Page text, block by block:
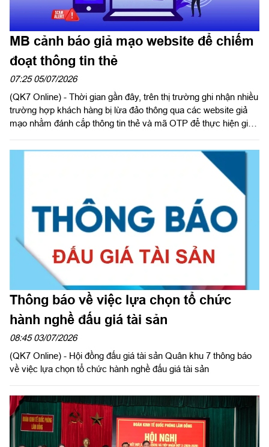
MB cảnh báo giả mạo website để chiếm
đoạt thông tin thẻ
07:25 05/07/2026
(QK7 Online) - Thời gian gần đây, trên thị trường ghi nhận nhiều
trường hợp khách hàng bị lừa đảo thông qua các website giả
mạo nhằm đánh cắp thông tin thẻ và mã OTP để thực hiện giao
giao diện tương tự website của doanh nghiệp, thương hiệu uy
tín hoặc cơ quan nhà nước để tạo lòng tin với khách hàng.
Thông báo về việc lựa chọn tổ chức
hành nghề đấu giá tài sản
08:45 03/07/2026
(QK7 Online) - Hội đồng đấu giá tài sản Quân khu 7 thông báo
về việc lựa chọn tổ chức hành nghề đấu giá tài sản